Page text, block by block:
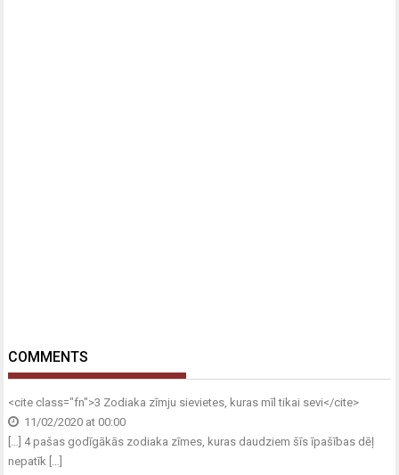
COMMENTS
<cite class="fn">3 Zodiaka zīmju sievietes, kuras mīl tikai sevi</cite>
11/02/2020 at 00:00
[…] 4 pašas godīgākās zodiaka zīmes, kuras daudziem šīs īpašības dēļ
nepatīk […]